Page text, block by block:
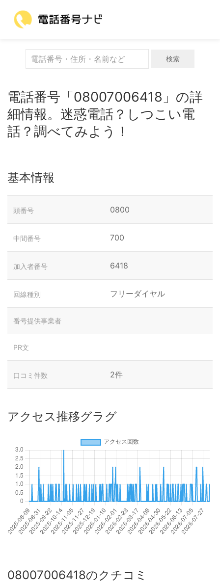
検索
電話番号「08007006418」の詳
細情報。迷惑電話？しつこい電
話？調べてみよう！
基本情報
頭番号 0800
中間番号 700
加入者番号 6418
回線種別 フリーダイヤル
番号提供事業者
PR文
口コミ件数 2件
アクセス推移グラグ
08007006418のクチコミ